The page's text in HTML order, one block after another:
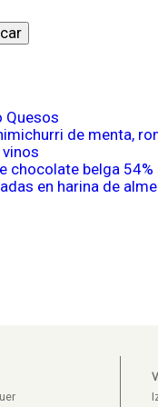
Quesos
de menta,
chocolate belga 54%
en harina de